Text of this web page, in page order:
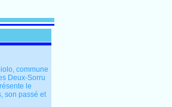
commune
Deux-Sorru
le
son passé et